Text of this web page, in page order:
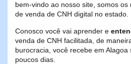
bem-vindo ao nosso site, somos
de venda de CNH digital no estado.
Conosco você vai aprender e
venda de CNH facilitada, de
burocracia, você recebe em Alagoa
poucos dias.